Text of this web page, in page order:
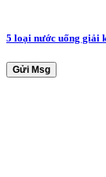
5 loại nước uống giải
Gửi Msg